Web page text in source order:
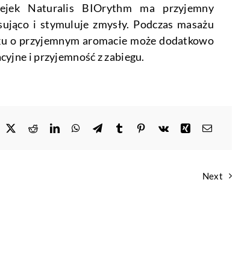
Naturalis BIOrythm ma przyjemny
i stymuluje zmysły. Podczas masażu
o przyjemnym aromacie może dodatkowo
i przyjemność z zabiegu.
Next